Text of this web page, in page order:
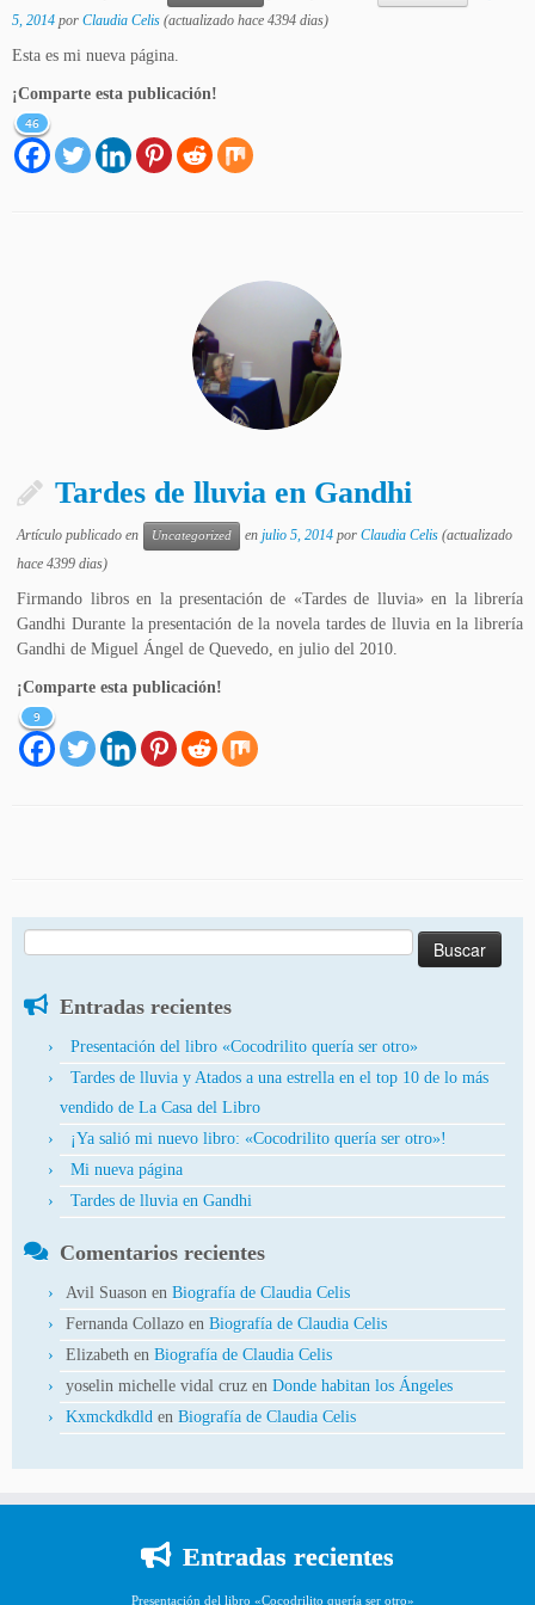
5, 2014 por Claudia Celis (actualizado hace 4394 dias)
Esta es mi nueva página.
¡Comparte esta publicación!
46
Tardes de lluvia en Gandhi
Artículo publicado en Uncategorized enjulio 5, 2014 porClaudia Celis (actualizado
hace 4399 dias)
Firmando libros en la presentación de «Tardes de lluvia» en la librería
Gandhi Durante la presentación de la novela tardes de lluvia en la librería
Gandhi de Miguel Ángel de Quevedo, en julio del 2010.
¡Comparte esta publicación!
9
Entradas recientes
Presentación del libro «Cocodrilito quería ser otro»
Tardes de lluvia y Atados a una estrella en el top 10 de lo más
vendido de La Casa del Libro
¡Ya salió mi nuevo libro: «Cocodrilito quería ser otro»!
Mi nueva página
Tardes de lluvia en Gandhi
Comentarios recientes
Avil Suason en Biografía de Claudia Celis
Fernanda Collazo en Biografía de Claudia Celis
Elizabeth en Biografía de Claudia Celis
yoselin michelle vidal cruz en Donde habitan los Ángeles
Kxmckdkdld en Biografía de Claudia Celis
Entradas recientes
Presentación del libro «Cocodrilito quería ser otro»